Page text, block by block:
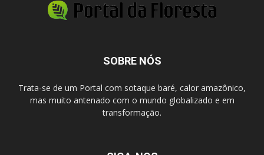
SOBRE NÓS
Trata-se de um Portal com sotaque baré, calor amazônico,
mas muito antenado com o mundo globalizado e em
transformação.